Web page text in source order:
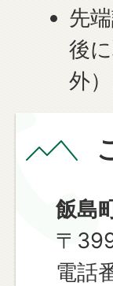
先
後
外）
飯島
〒
電話